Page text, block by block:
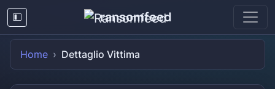
ransomfeed
Home Dettaglio Vittima